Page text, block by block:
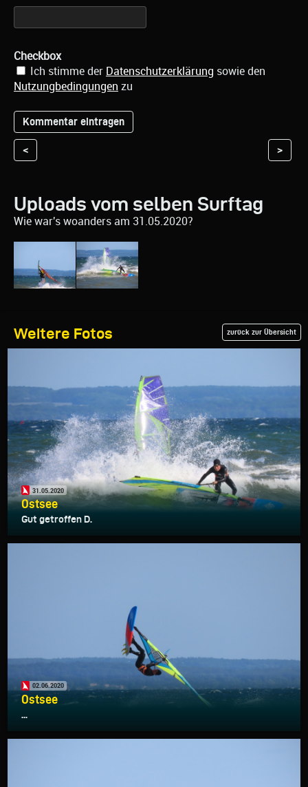
Checkbox
Ich stimme der Datenschutzerklärung sowie den
Nutzungbedingungen zu
< >
Uploads vom selben Surftag
Wie war's woanders am 31.05.2020?
Weitere Fotos zurück zur Übersicht
31.05.2020
Ostsee
Gut getroffen D.
02.06.2020
Ostsee
...